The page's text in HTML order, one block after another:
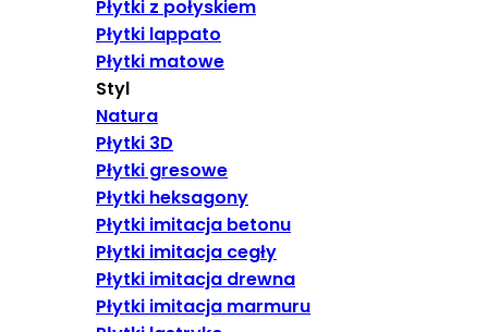
Płytki z połyskiem
Płytki lappato
Płytki matowe
Styl
Natura
Płytki 3D
Płytki gresowe
Płytki heksagony
Płytki imitacja betonu
Płytki imitacja cegły
Płytki imitacja drewna
Płytki imitacja marmuru